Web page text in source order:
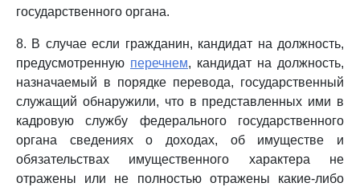
государственного органа.
8. В случае если гражданин, кандидат на должность,
предусмотренную перечнем, кандидат на должность,
назначаемый в порядке перевода, государственный
служащий обнаружили, что в представленных ими в
кадровую службу федерального государственного
органа сведениях о доходах, об имуществе и
обязательствах имущественного характера не
отражены или не полностью отражены какие-либо